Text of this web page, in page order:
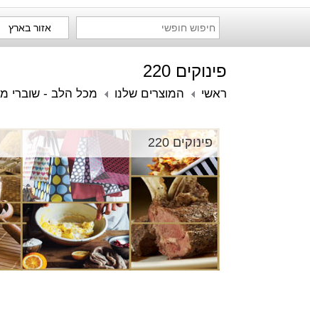
אזור בארץ
פינוקים 220
ראשי המוצרים שלנו מכל הלב - שוברי
פינוקים 220